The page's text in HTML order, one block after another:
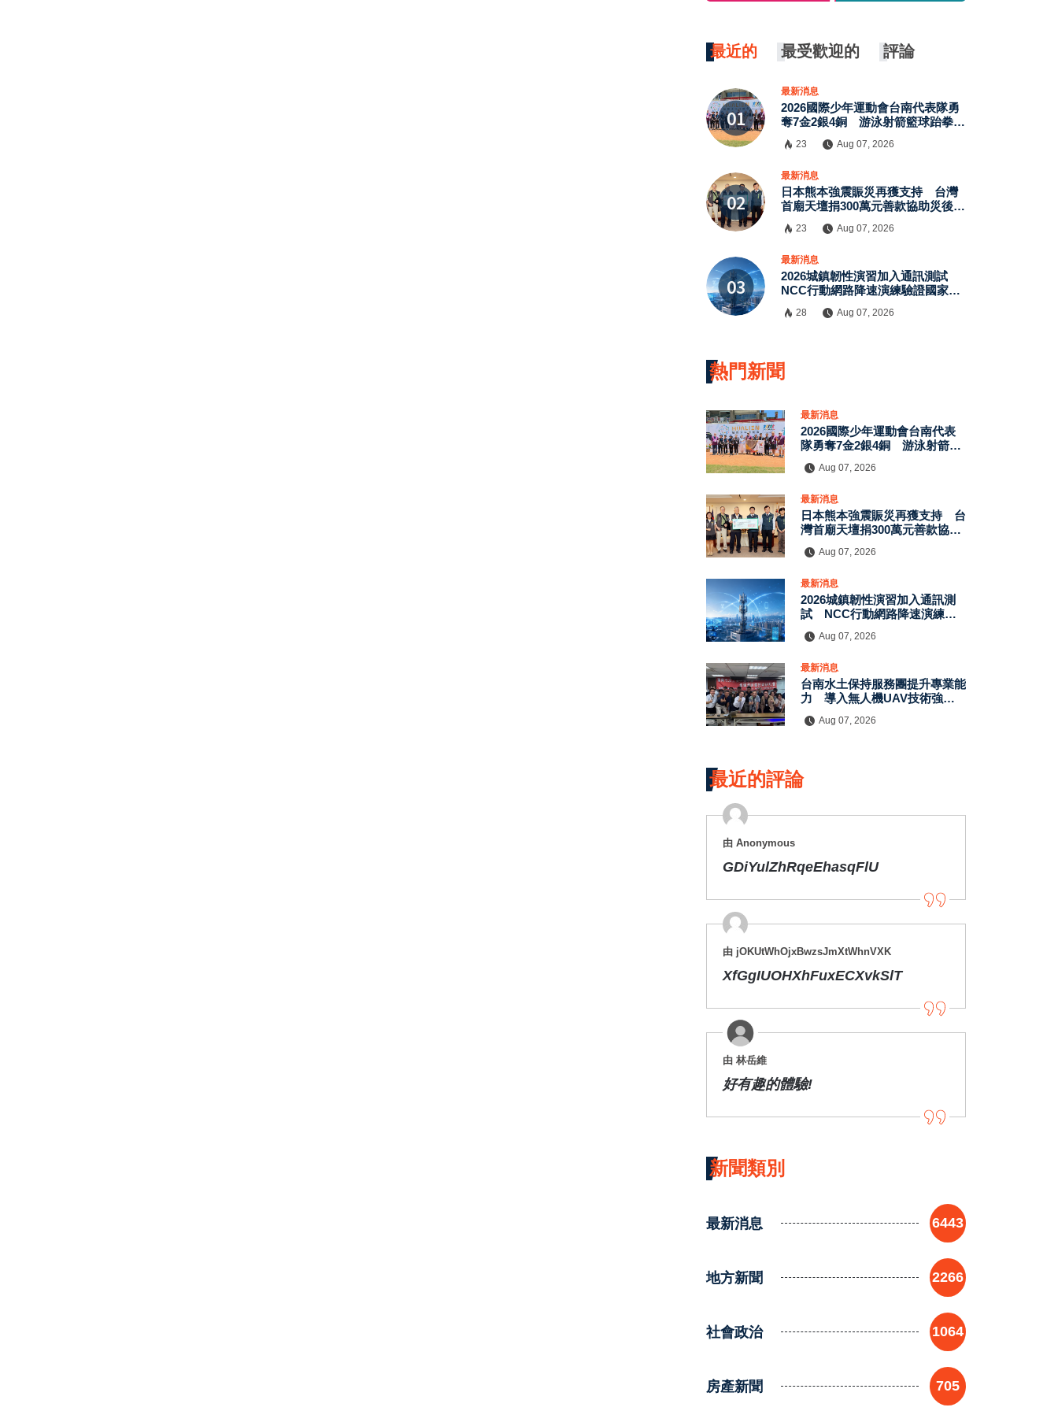
最近的 最受歡迎的 評論
最新消息
2026國際少年運動會台南代表隊勇
奪7金2銀4銅 游泳射箭籃球跆拳道
23 Aug 07, 2026
最新消息
日本熊本強震賑災再獲支持 台灣
首廟天壇捐300萬元善款協助災後復
23 Aug 07, 2026
最新消息
2026城鎮韌性演習加入通訊測試
NCC行動網路降速演練驗證國家通
28 Aug 07, 2026
熱門新聞
最新消息
2026國際少年運動會台南代表
隊勇奪7金2銀4銅 游泳射箭籃
Aug 07, 2026
最新消息
日本熊本強震賑災再獲支持 台
灣首廟天壇捐300萬元善款協助
Aug 07, 2026
最新消息
2026城鎮韌性演習加入通訊測
試 NCC行動網路降速演練驗
Aug 07, 2026
最新消息
台南水土保持服務團提升專業能
力 導入無人機UAV技術強化
Aug 07, 2026
最近的評論
由 Anonymous
GDiYulZhRqeEhasqFlU
由 jOKUtWhOjxBwzsJmXtWhnVXK
XfGgIUOHXhFuxECXvkSlT
由 林岳維
好有趣的體驗!
新聞類別
最新消息 6443
地方新聞 2266
社會政治 1064
房產新聞 705